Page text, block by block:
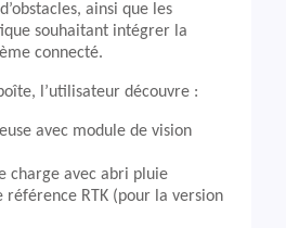
ainsi que les
souhaitant intégrer la
connecté.
l’utilisateur découvre :
avec module de vision
charge avec abri pluie
référence RTK (pour la version